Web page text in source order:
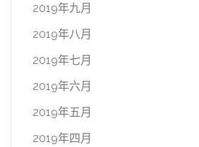
2019年九月
2019年八月
2019年七月
2019年六月
2019年五月
2019年四月